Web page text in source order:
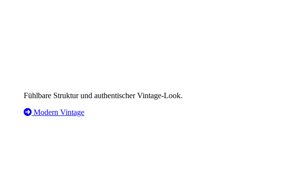
Fühlbare Struktur und authentischer Vintage-Look.
Modern Vintage